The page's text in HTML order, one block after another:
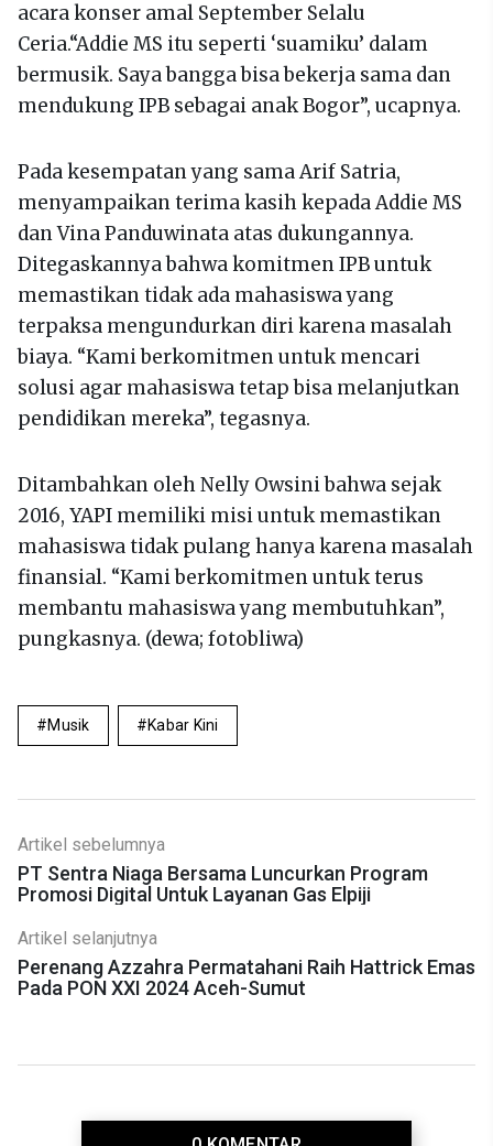
acara konser amal September Selalu
Ceria.“Addie MS itu seperti ‘suamiku’ dalam
bermusik. Saya bangga bisa bekerja sama dan
mendukung IPB sebagai anak Bogor”, ucapnya.
Pada kesempatan yang sama Arif Satria,
menyampaikan terima kasih kepada Addie MS
dan Vina Panduwinata atas dukungannya.
Ditegaskannya bahwa komitmen IPB untuk
memastikan tidak ada mahasiswa yang
terpaksa mengundurkan diri karena masalah
biaya. “Kami berkomitmen untuk mencari
solusi agar mahasiswa tetap bisa melanjutkan
pendidikan mereka”, tegasnya.
Ditambahkan oleh Nelly Owsini bahwa sejak
2016, YAPI memiliki misi untuk memastikan
mahasiswa tidak pulang hanya karena masalah
finansial. “Kami berkomitmen untuk terus
membantu mahasiswa yang membutuhkan”,
pungkasnya. (dewa; fotobliwa)
Musik Kabar Kini
Artikel sebelumnya
PT Sentra Niaga Bersama Luncurkan Program
Promosi Digital Untuk Layanan Gas Elpiji
Artikel selanjutnya
Perenang Azzahra Permatahani Raih Hattrick Emas
Pada PON XXI 2024 Aceh-Sumut